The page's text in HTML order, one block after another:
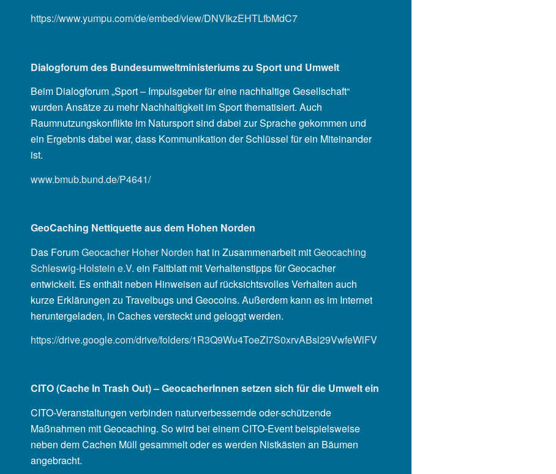
https://www.yumpu.com/de/embed/view/DNVIkzEHTLfbMdC7
Dialogforum des Bundesumweltministeriums zu Sport und Umwelt
Beim Dialogforum „Sport – Impulsgeber für eine nachhaltige Gesellschaft“
wurden Ansätze zu mehr Nachhaltigkeit im Sport thematisiert. Auch
Raumnutzungskonflikte im Natursport sind dabei zur Sprache gekommen und
ein Ergebnis dabei war, dass Kommunikation der Schlüssel für ein Miteinander
ist.
www.bmub.bund.de/P4641/
GeoCaching Nettiquette aus dem Hohen Norden
Das ForumGeocacher Hoher Norden hat in Zusammenarbeit mitGeocaching
Schleswig-Holstein e.V. ein Faltblatt mit Verhaltenstipps für Geocacher
entwickelt. Es enthält neben Hinweisen auf rücksichtsvolles Verhalten auch
kurze Erklärungen zu Travelbugs und Geocoins. Außerdem kann es im Internet
heruntergeladen, in Caches versteckt und geloggt werden.
https://drive.google.com/drive/folders/1R3Q9Wu4ToeZI7S0xrvABsl29VwfeWlFV
CITO (Cache In Trash Out) – GeocacherInnen setzen sich für die Umwelt ein
CITO-Veranstaltungen verbinden naturverbessernde oder-schützende
Maßnahmen mit Geocaching. So wird bei einem CITO-Event beispielsweise
neben dem Cachen Müll gesammelt oder es werden Nistkästen an Bäumen
angebracht.